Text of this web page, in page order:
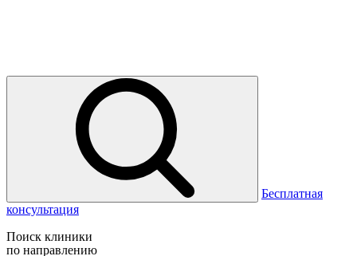
Бесплатная
консультация
Поиск клиники
по направлению